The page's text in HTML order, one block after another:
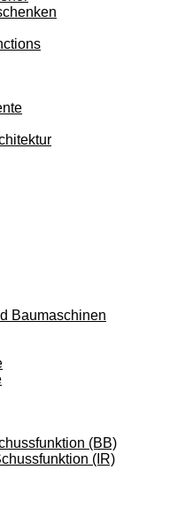
Baumaschinen
(BB)
(IR)